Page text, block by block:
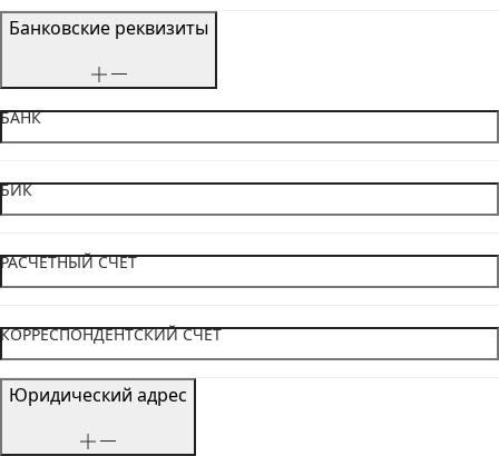
Банковские реквизиты
БАНК
БИК
РАСЧЕТНЫЙ СЧЕТ
КОРРЕСПОНДЕНТСКИЙ СЧЕТ
Юридический адрес